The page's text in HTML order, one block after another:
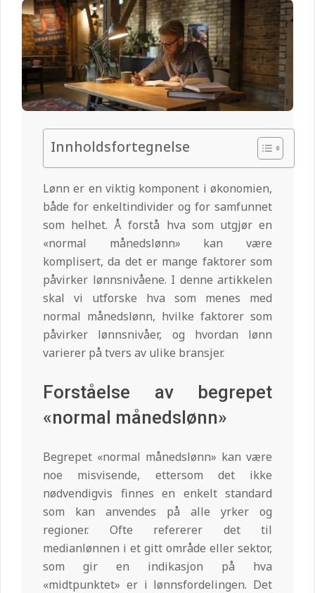
Innholdsfortegnelse
Lønn er en viktig komponent i økonomien,
både for enkeltindivider og for samfunnet
som helhet. Å forstå hva som utgjør en
«normal månedslønn» kan være
komplisert, da det er mange faktorer som
påvirker lønnsnivåene. I denne artikkelen
skal vi utforske hva som menes med
normal månedslønn, hvilke faktorer som
påvirker lønnsnivåer, og hvordan lønn
varierer på tvers av ulike bransjer.
Forståelse av begrepet
«normal månedslønn»
Begrepet «normal månedslønn» kan være
noe misvisende, ettersom det ikke
nødvendigvis finnes en enkelt standard
som kan anvendes på alle yrker og
regioner. Ofte refererer det til
medianlønnen i et gitt område eller sektor,
som gir en indikasjon på hva
«midtpunktet» er i lønnsfordelingen. Det